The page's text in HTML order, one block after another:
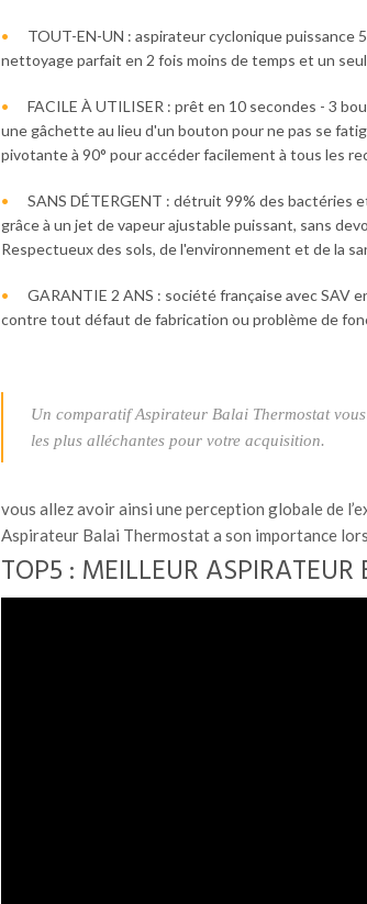
TOUT-EN-UN : aspirateur cyclonique
nettoyage parfait en 2 fois moins de temps et un
FACILE À UTILISER : prêt en 10 secondes - 3
une gâchette au lieu d'un bouton pour ne pas se
pivotante à 90° pour accéder facilement à tous les
SANS DÉTERGENT : détruit 99% des
grâce à un jet de vapeur ajustable puissant, sans
Respectueux des sols, de l'environnement et de la
GARANTIE 2 ANS : société française avec SAV
contre tout défaut de fabrication ou problème de
Un comparatif Aspirateur Balai Thermostat
les plus alléchantes pour votre acquisition.
vous allez avoir ainsi une perception globale de
Aspirateur Balai Thermostat a son importance
TOP5 : MEILLEUR